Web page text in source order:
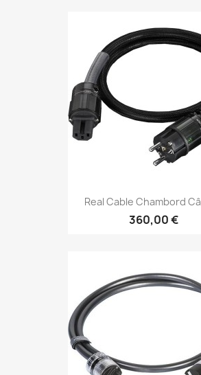
Real Cable Chambord
360,00 €